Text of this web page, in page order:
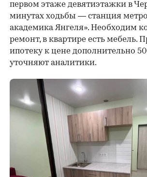
первом этаже девятиэтажки в
минутах ходьбы — станция
академика Янгеля». Необходим
ремонт, в квартире есть мебель.
ипотеку к цене дополнительно
уточняют аналитики.